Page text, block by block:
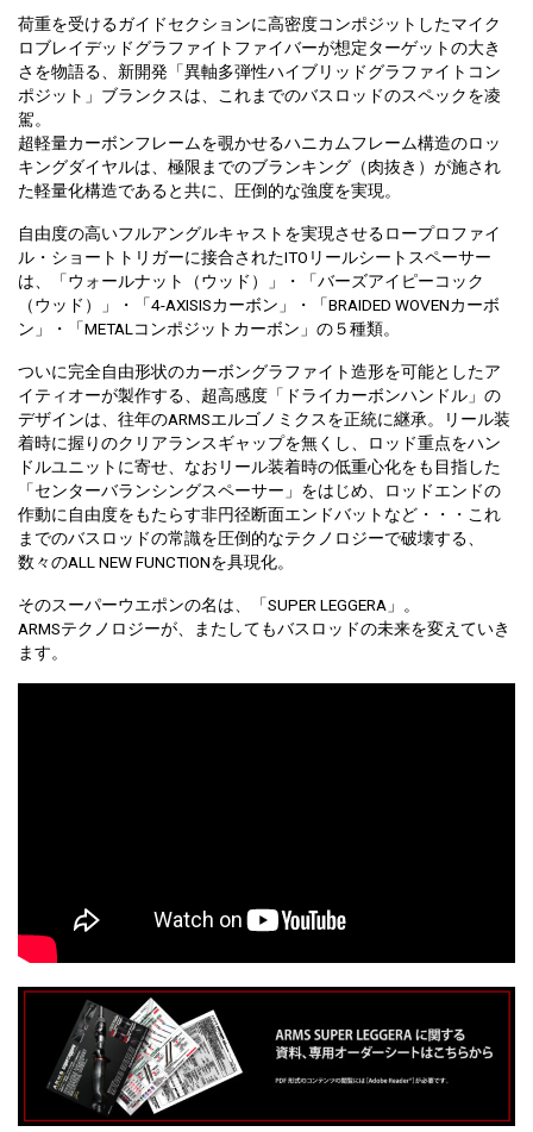
荷重を受けるガイドセクションに高密度コンポジットしたマイク
ロブレイデッドグラファイトファイバーが想定ターゲットの大き
さを物語る、新開発「異軸多弾性ハイブリッドグラファイトコン
ポジット」ブランクスは、これまでのバスロッドのスペックを凌
駕。
超軽量カーボンフレームを覗かせるハニカムフレーム構造のロッ
キングダイヤルは、極限までのブランキング（肉抜き）が施され
た軽量化構造であると共に、圧倒的な強度を実現。
自由度の高いフルアングルキャストを実現させるロープロファイ
ル・ショートトリガーに接合されたITOリールシートスペーサー
は、「ウォールナット（ウッド）」・「バーズアイピーコック
（ウッド）」・「4-AXISISカーボン」・「BRAIDED WOVENカーボ
ン」・「METALコンポジットカーボン」の５種類。
ついに完全自由形状のカーボングラファイト造形を可能としたア
イティオーが製作する、超高感度「ドライカーボンハンドル」の
デザインは、往年のARMSエルゴノミクスを正統に継承。リール装
着時に握りのクリアランスギャップを無くし、ロッド重点をハン
ドルユニットに寄せ、なおリール装着時の低重心化をも目指した
「センターバランシングスペーサー」をはじめ、ロッドエンドの
作動に自由度をもたらす非円径断面エンドバットなど・・・これ
までのバスロッドの常識を圧倒的なテクノロジーで破壊する、
数々のALL NEW FUNCTIONを具現化。
そのスーパーウエポンの名は、「SUPER LEGGERA」。
ARMSテクノロジーが、またしてもバスロッドの未来を変えていき
ます。